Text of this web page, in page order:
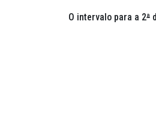
O intervalo para a 2ª